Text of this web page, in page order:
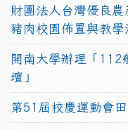
財團法人台灣優良
豬肉校園佈置與教學
開南大學辦理「112
壇」
第51屆校慶運動會